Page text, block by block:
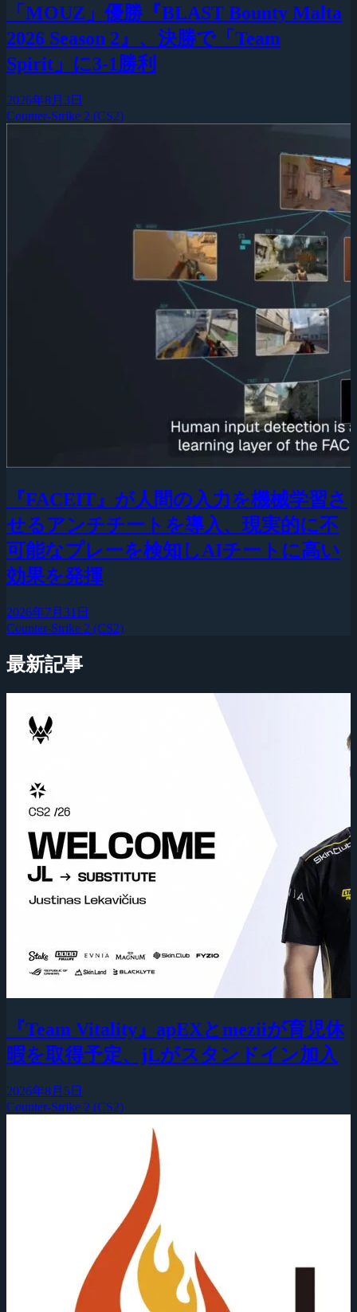
「MOUZ」優勝『BLAST Bounty Malta
2026 Season 2』、決勝で「Team
Spirit」に3-1勝利
2026年8月3日
Counter-Strike 2 (CS2)
『FACEIT』が人間の入力を機械学習さ
せるアンチチートを導入、現実的に不
可能なプレーを検知しAIチートに高い
効果を発揮
2026年7月31日
Counter-Strike 2 (CS2)
最新記事
『Team Vitality』apEXとmeziiが育児休
暇を取得予定、jLがスタンドイン加入
2026年8月5日
Counter-Strike 2 (CS2)